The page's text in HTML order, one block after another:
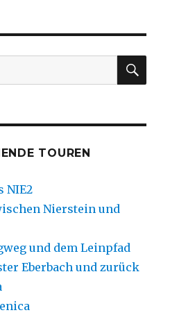
TOUREN
NIE2
Nierstein und
und dem Leinpfad
Eberbach und zurück